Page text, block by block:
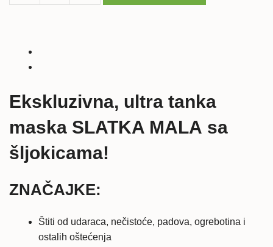
količina
Ekskluzivna, ultra tanka
maska SLATKA MALA sa
šljokicama!
ZNAČAJKE:
Štiti od udaraca, nečistoće, padova, ogrebotina i
ostalih oštećenja